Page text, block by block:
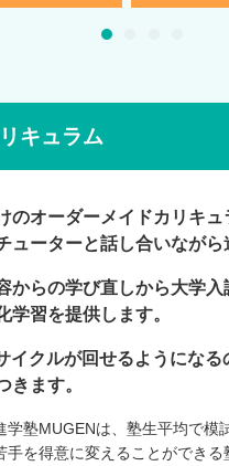
された方が多くいます。午後
い日はオンラインで参加したり
性調節障害
、受入れを確定するものではあ
ますので、詳しくは学校へお
キュラム
のオーダーメイドカリキュ
ューターと話し合いながら
からの学び直しから大学入
学習を提供します。
イクルが回せるようになる
きます。
学塾MUGENは、塾生平均で模
手を得意に変えることができる